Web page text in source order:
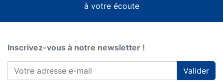
à votre écoute
Inscrivez-vous à notre newsletter !
Valider